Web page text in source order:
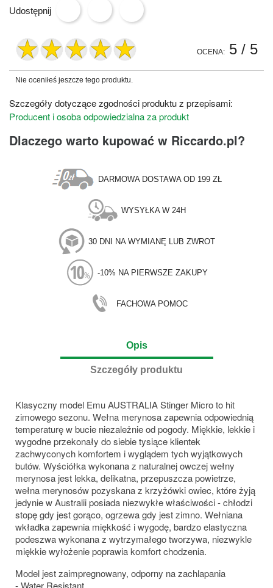
Udostępnij
OCENA: 5 / 5
Nie oceniłeś jeszcze tego produktu.
Szczegóły dotyczące zgodności produktu z przepisami:
Producent i osoba odpowiedzialna za produkt
Dlaczego warto kupować w Riccardo.pl?
DARMOWA DOSTAWA OD 199 ZŁ
WYSYŁKA W 24H
30 DNI NA WYMIANĘ LUB ZWROT
-10% NA PIERWSZE ZAKUPY
FACHOWA POMOC
Opis
Szczegóły produktu
Klasyczny model Emu AUSTRALIA Stinger Micro to hit
zimowego sezonu. Wełna merynosa zapewnia odpowiednią
temperaturę w bucie niezależnie od pogody. Miękkie, lekkie i
wygodne przekonały do siebie tysiące klientek
zachwyconych komfortem i wyglądem tych wyjątkowych
butów. Wyściółka wykonana z naturalnej owczej wełny
merynosa jest lekka, delikatna, przepuszcza powietrze,
wełna merynosów pozyskana z krzyżówki owiec, które żyją
jedynie w Australii posiada niezwykłe właściwości - chłodzi
stopę gdy jest gorąco, ogrzewa gdy jest zimno. Wełniana
wkładka zapewnia miękkość i wygodę, bardzo elastyczna
podeszwa wykonana z wytrzymałego tworzywa, niezwykle
miękkie wyłożenie poprawia komfort chodzenia.
Model jest zaimpregnowany, odporny na zachlapania
- Water Resistant.